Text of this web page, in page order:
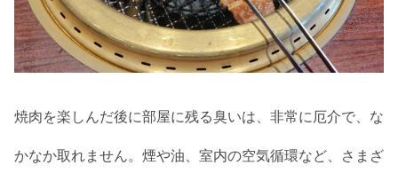
焼肉を楽しんだ後に部屋に残る臭いは、非常に厄介で、な
かなか取れません。煙や油、室内の空気循環など、さまざ